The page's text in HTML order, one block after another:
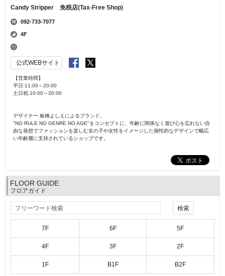
Candy Stripper 免税店(Tax-Free Shop)
092-733-7077
4F
公式WEBサイト
【営業時間】
平日:11:00～20:00
土日祝:10:00～20:00
デザイナー 板橋よしえによるブランド。
"NO RULE NO GENRE NO AGE"をコンセプトに、年齢に関係なく遊び心を忘れない自
由な発想でファッションを楽しむ女の子や女性をイメージした個性的なデザインで幅広
い年齢層に支持されているショップです。
FLOOR GUIDE
フロアガイド
7F 6F 5F
4F 3F 2F
1F B1F B2F